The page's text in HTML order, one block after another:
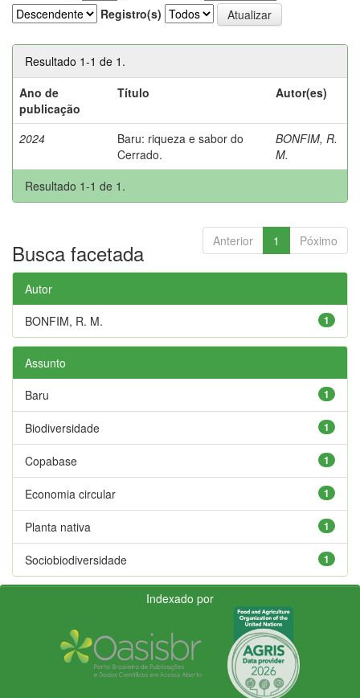
Registro(s)
Resultado 1-1 de 1.
Ano de
publicação
Título Autor(es)
2024
Baru: riqueza e sabor do
Cerrado.
BONFIM, R.
M.
Resultado 1-1 de 1.
Anterior 1 Póximo
Busca facetada
Autor
1
BONFIM, R. M.
Assunto
1
Baru
1
Biodiversidade
1
Copabase
1
Economia circular
1
Planta nativa
1
Sociobiodiversidade
Indexado por